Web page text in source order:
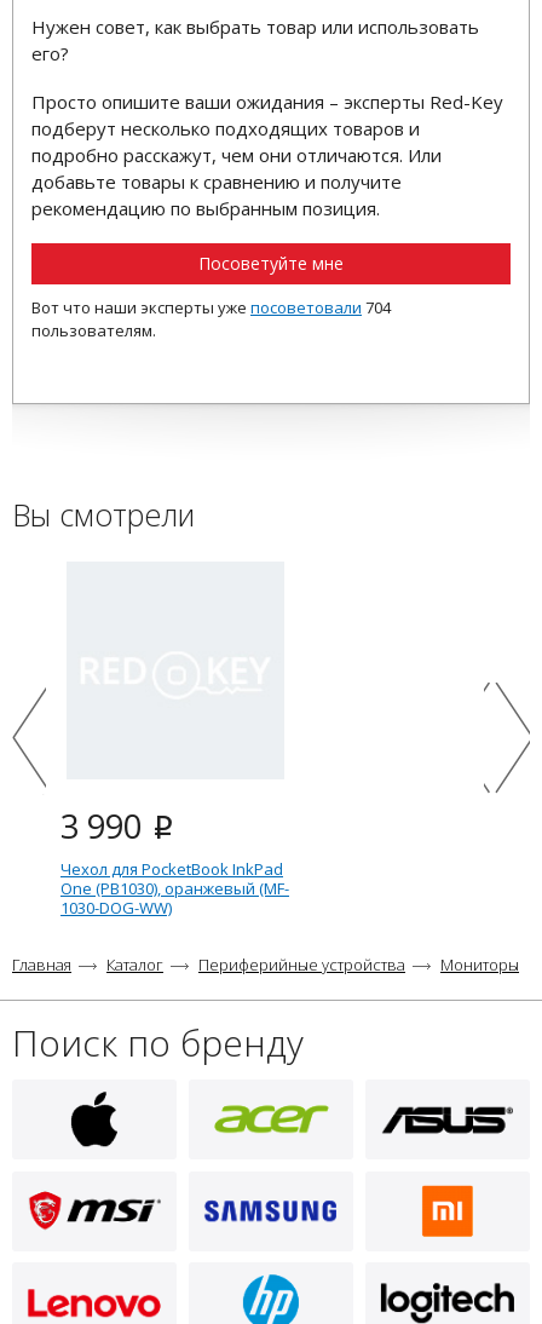
Нужен совет, как выбрать товар или использовать
его?
Просто опишите ваши ожидания – эксперты Red-Key
подберут несколько подходящих товаров и
подробно расскажут, чем они отличаются. Или
добавьте товары к сравнению и получите
рекомендацию по выбранным позиция.
Посоветуйте мне
Вот что наши эксперты уже посоветовали 704
пользователям.
Вы смотрели
3 990 i
Чехол для PocketBook InkPad
One (PB1030), оранжевый (MF-
1030-DOG-WW)
3 390
Чехол для PocketBook Color
Note, чёрный (FL-1041-BK-WW)
Главная Каталог Периферийные устройства Мониторы
Поиск по бренду